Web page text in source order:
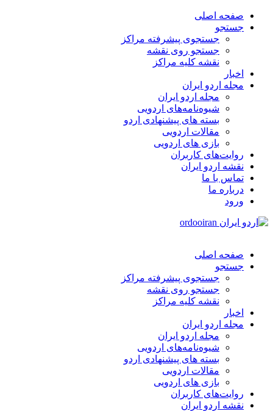
صفحه اصلی
جستجو
جستجوی پیشرفته مراکز
جستجو روی نقشه
نقشه کلیه مراکز
اخبار
مجله اردو ایران
مجله اردو ایران
شیوه‌نامه‌های اردویی
بسته های پیشنهادی اردو
مقالات اردویی
بازی های اردویی
روایت‌های کاربران
نقشه اردو ایران
تماس با ما
درباره ما
ورود
صفحه اصلی
جستجو
جستجوی پیشرفته مراکز
جستجو روی نقشه
نقشه کلیه مراکز
اخبار
مجله اردو ایران
مجله اردو ایران
شیوه‌نامه‌های اردویی
بسته های پیشنهادی اردو
مقالات اردویی
بازی های اردویی
روایت‌های کاربران
نقشه اردو ایران